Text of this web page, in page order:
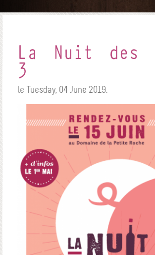
La Nuit des
3
le Tuesday, 04 June 2019.